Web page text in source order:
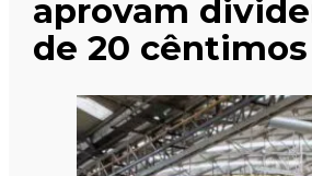
aprovam
de 20 cêntimos